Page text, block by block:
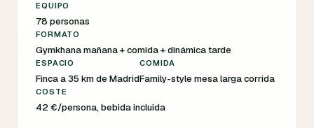
EQUIPO
78 personas
FORMATO
Gymkhana mañana + comida + dinámica tarde
ESPACIO
Finca a 35 km de Madrid
COMIDA
Family-style mesa larga corrida
COSTE
42 €/persona, bebida incluida